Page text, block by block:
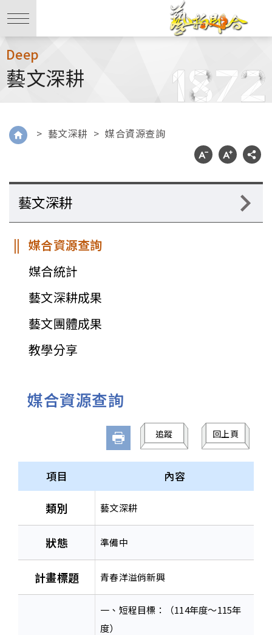
Deep
藝文深耕
> 藝文深耕 > 媒合資源查詢
藝文深耕
媒合資源查詢
媒合統計
藝文深耕成果
藝文團體成果
教學分享
媒合資源查詢
追蹤 回上頁
項目 內容
類別 藝文深耕
狀態 準備中
計畫標題 青春洋溢俏新興
一、短程目標：（114年度～115年
度）